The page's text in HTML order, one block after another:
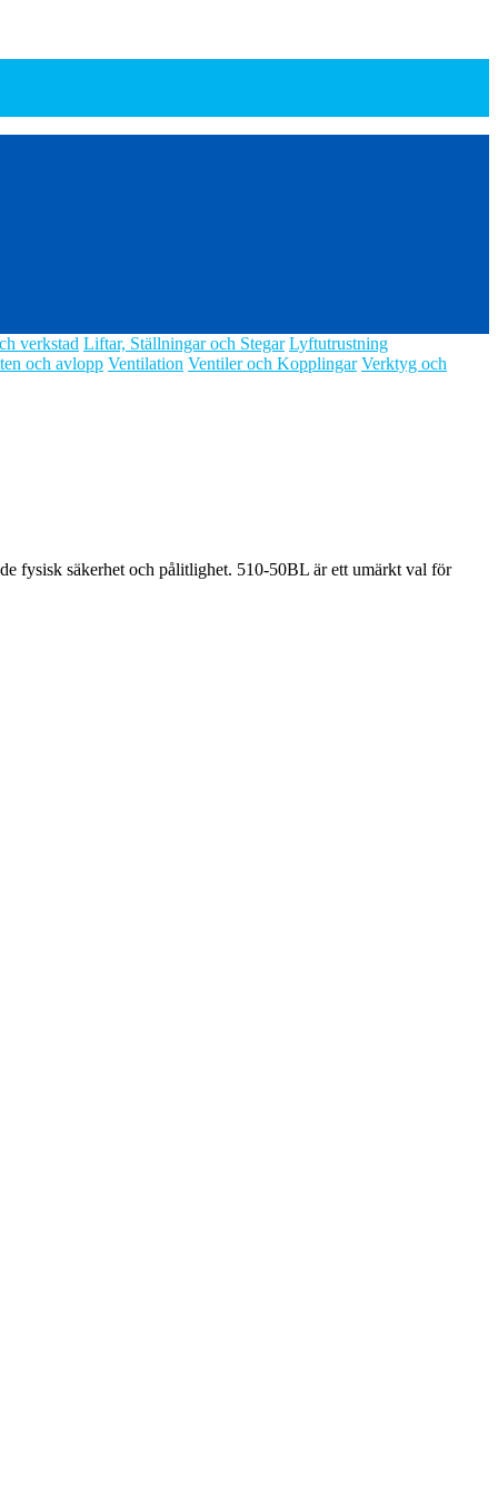
verkstad Liftar, Ställningar och Stegar Lyftutrustning
och avlopp Ventilation Ventiler och Kopplingar Verktyg och
fysisk säkerhet och pålitlighet. 510-50BL är ett umärkt val för